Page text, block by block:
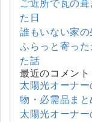
ご近所で瓦の
た日
誰もいない家
ふらっと寄っ
た話
最近のコメント
太陽光オーナ
物・必需品まと
太陽光オーナ